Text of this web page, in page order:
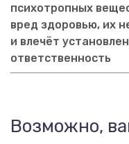
психотропных
вред здоровью, их
и влечёт
ответственность
Возможно,